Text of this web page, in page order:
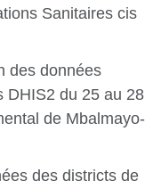
Sanitaires cis
des données
DHIS2 du 25 au 28
de Mbalmayo-
des districts de